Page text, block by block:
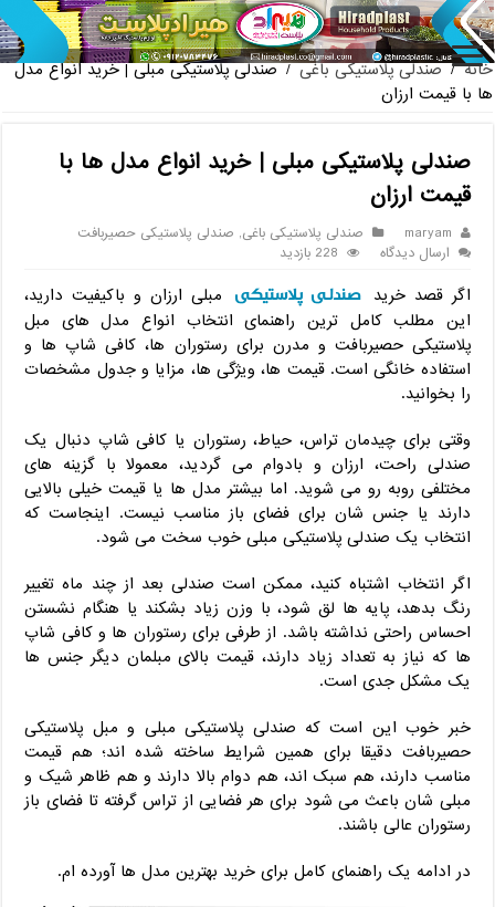
پخش عمده صندلی پلاستیکی دسته دار 889 ناصر + قیمت روز
خانه / صندلی پلاستیکی باغی / صندلی پلاستیکی مبلی | خرید انواع مدل
ها با قیمت ارزان
صندلی پلاستیکی مبلی | خرید انواع مدل ها با
قیمت ارزان
maryam صندلی پلاستیکی باغی, صندلی پلاستیکی حصیربافت
ارسال دیدگاه
228 بازدید
اگر قصد خرید صندلی پلاستیکی مبلی ارزان و باکیفیت دارید،
این مطلب کامل ‌ترین راهنمای انتخاب انواع مدل ‌های مبل
پلاستیکی حصیربافت و مدرن برای رستوران‌ ها، کافی ‌شاپ‌ ها و
استفاده خانگی است. قیمت ‌ها، ویژگی ‌ها، مزایا و جدول مشخصات
را بخوانید.
وقتی برای چیدمان تراس، حیاط، رستوران یا کافی ‌شاپ دنبال یک
صندلی راحت، ارزان و بادوام می‌ گردید، معمولا با گزینه ‌های
مختلفی روبه‌ رو می ‌شوید. اما بیشتر مدل‌ ها یا قیمت خیلی بالایی
دارند یا جنس‌ شان برای فضای باز مناسب نیست. اینجاست که
انتخاب یک صندلی پلاستیکی مبلی خوب سخت می ‌شود.
اگر انتخاب اشتباه کنید، ممکن است صندلی بعد از چند ماه تغییر
رنگ بدهد، پایه‌ ها لق شود، با وزن زیاد بشکند یا هنگام نشستن
احساس راحتی نداشته باشد. از طرفی برای رستوران ‌ها و کافی ‌شاپ
‌ها که نیاز به تعداد زیاد دارند، قیمت بالای مبلمان دیگر جنس‌ ها
یک مشکل جدی است.
خبر خوب این است که صندلی پلاستیکی مبلی و مبل پلاستیکی
حصیربافت دقیقا برای همین شرایط ساخته شده ‌اند؛ هم قیمت
مناسب دارند، هم سبک ‌اند، هم دوام بالا دارند و هم ظاهر شیک و
مبلی ‌شان باعث می ‌شود برای هر فضایی از تراس گرفته تا فضای باز
رستوران عالی باشند.
در ادامه یک راهنمای کامل برای خرید بهترین مدل ‌ها آورده‌ ام.